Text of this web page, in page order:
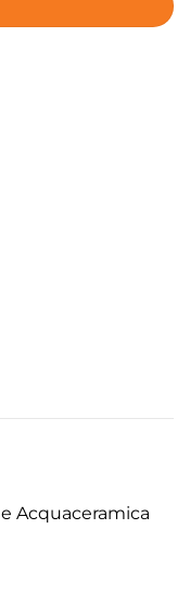
Acquaceramica